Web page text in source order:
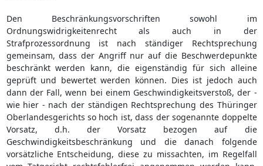
Den Beschränkungsvorschriften sowohl im
Ordnungswidrigkeitenrecht als auch in der
Strafprozessordnung ist nach ständiger Rechtsprechung
gemeinsam, dass der Angriff nur auf die Beschwerdepunkte
beschränkt werden kann, die eigenständig für sich alleine
geprüft und bewertet werden können. Dies ist jedoch auch
dann der Fall, wenn bei einem Geschwindigkeitsverstoß, der -
wie hier - nach der ständigen Rechtsprechung des Thüringer
Oberlandesgerichts so hoch ist, dass der sogenannte doppelte
Vorsatz, d.h. der Vorsatz bezogen auf die
Geschwindigkeitsbeschränkung und die danach folgende
vorsätzliche Entscheidung, diese zu missachten, im Regelfall